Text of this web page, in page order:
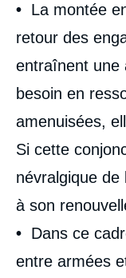
• La montée
retour des
entraînent une
besoin en
amenuisées,
Si cette
névralgique de
à son
• Dans ce
entre armées